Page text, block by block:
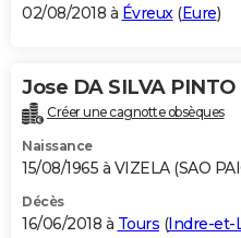
02/08/2018 à Évreux(Eure)
Jose DA SILVA PINTO
Créer une cagnotte obsèques
Naissance
15/08/1965 à VIZELA (SAO
Décès
16/06/2018 à Tours (Indre-et-